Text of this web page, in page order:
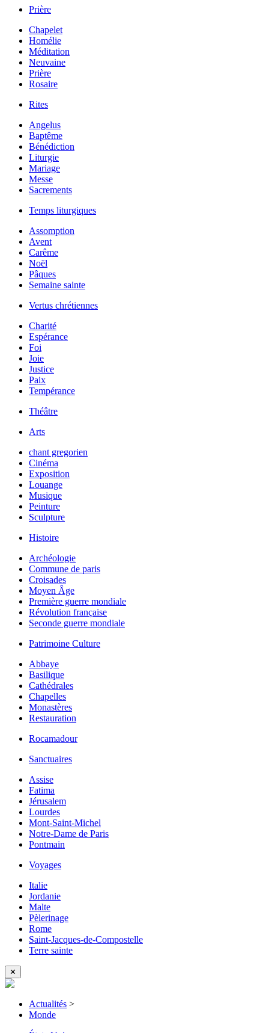
Prière
Chapelet
Homélie
Méditation
Neuvaine
Prière
Rosaire
Rites
Angelus
Baptême
Bénédiction
Liturgie
Mariage
Messe
Sacrements
Temps liturgiques
Assomption
Avent
Carême
Noël
Pâques
Semaine sainte
Vertus chrétiennes
Charité
Espérance
Foi
Joie
Justice
Paix
Tempérance
Théâtre
Arts
chant gregorien
Cinéma
Exposition
Louange
Musique
Peinture
Sculpture
Histoire
Archéologie
Commune de paris
Croisades
Moyen Âge
Première guerre mondiale
Révolution française
Seconde guerre mondiale
Patrimoine Culture
Abbaye
Basilique
Cathédrales
Chapelles
Monastères
Restauration
Rocamadour
Sanctuaires
Assise
Fatima
Jérusalem
Lourdes
Mont-Saint-Michel
Notre-Dame de Paris
Pontmain
Voyages
Italie
Jordanie
Malte
Pèlerinage
Rome
Saint-Jacques-de-Compostelle
Terre sainte
✕
Actualités >
Monde